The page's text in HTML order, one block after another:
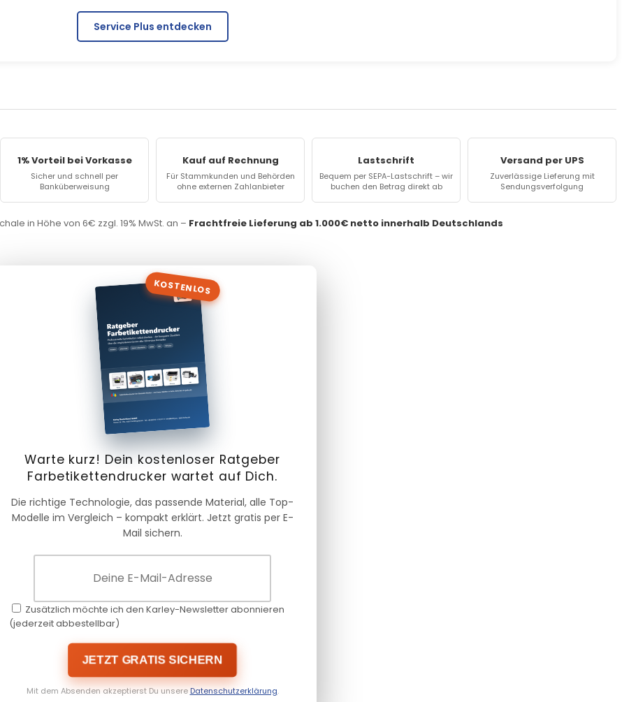
Service Plus entdecken
1% Vorteil bei Vorkasse
Sicher und schnell per
Banküberweisung
Kauf auf Rechnung
Für Stammkunden und Behörden
ohne externen Zahlanbieter
Lastschrift
Bequem per SEPA-Lastschrift – wir
buchen den Betrag direkt ab
Versand per UPS
Zuverlässige Lieferung mit
Sendungsverfolgung
in Höhe von 6€ zzgl. 19% MwSt. an – Frachtfreie Lieferung ab 1.000€ netto innerhalb Deutschlands
KOSTENLOS
Warte kurz! Dein kostenloser Ratgeber
Farbetikettendrucker wartet auf Dich.
Die richtige Technologie, das passende Material, alle Top-
Modelle im Vergleich – kompakt erklärt. Jetzt gratis per E-
Mail sichern.
Zusätzlich möchte ich den Karley-Newsletter abonnieren
(jederzeit abbestellbar)
JETZT GRATIS SICHERN
Mit dem Absenden akzeptierst Du unsere Datenschutzerklärung.